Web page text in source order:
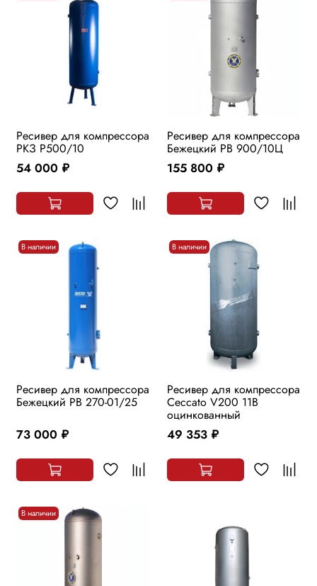
Ресивер для компрессора
РКЗ Р500/10
54 000 руб.
Ресивер для компрессора
Бежецкий РВ 900/10Ц
155 800 руб.
В наличии
Ресивер для компрессора
Бежецкий РВ 270-01/25
73 000 руб.
В наличии
Ресивер для компрессора
Ceccato V200 11B
оцинкованный
49 353 руб.
В наличии